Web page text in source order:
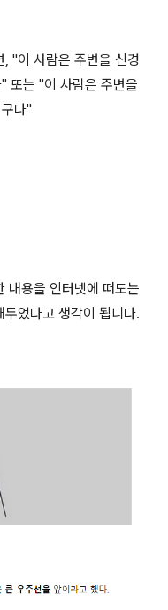
"이 사람은 주변을 신경
또는 "이 사람은 주변을
나"
내용을 인터넷에 떠도는
었다고 생각이 됩니다.